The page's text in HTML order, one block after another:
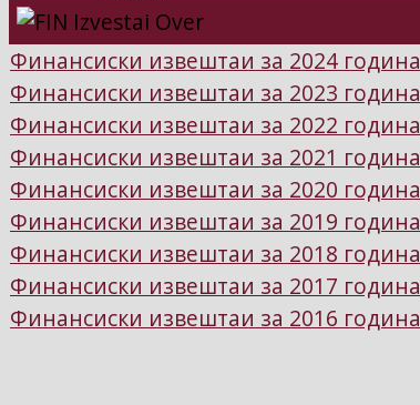
Финансиски извештаи за 2024 година
Финансиски извештаи за 2023 година
Финансиски извештаи за 2022 година
Финансиски извештаи за 2021 година
Финансиски извештаи за 2020 година
Финансиски извештаи за 2019 година
Финансиски извештаи за 2018 година
Финансиски извештаи за 2017 година
Финансиски извештаи за 2016 година